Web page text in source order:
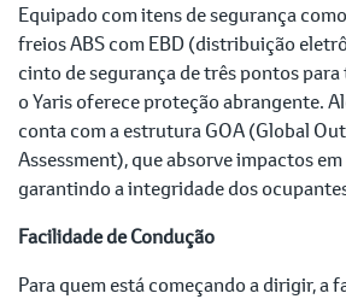
Equipado com itens de segurança
freios ABS com EBD (distribuição
cinto de segurança de três pontos
o Yaris oferece proteção abrangente.
conta com a estrutura GOA (Global
Assessment), que absorve impactos
garantindo a integridade dos
Facilidade de Condução
Para quem está começando a dirigir, a